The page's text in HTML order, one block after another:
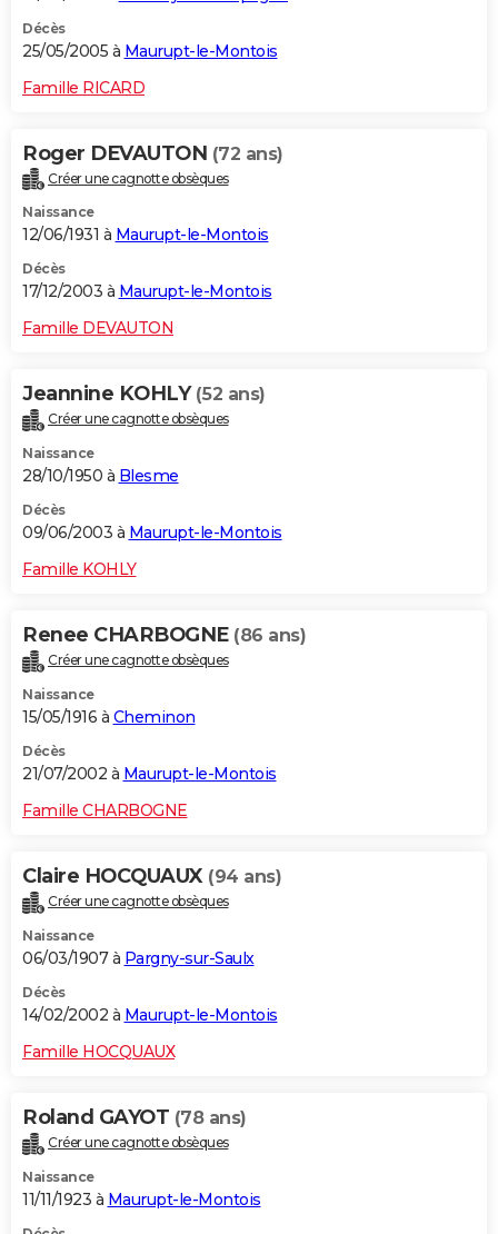
Décès
25/05/2005 à Maurupt-le-Montois
Famille RICARD
Roger DEVAUTON (72 ans)
Créer une cagnotte obsèques
Naissance
12/06/1931 à Maurupt-le-Montois
Décès
17/12/2003 à Maurupt-le-Montois
Famille DEVAUTON
Jeannine KOHLY (52 ans)
Créer une cagnotte obsèques
Naissance
28/10/1950 à Blesme
Décès
09/06/2003 à Maurupt-le-Montois
Famille KOHLY
Renee CHARBOGNE (86 ans)
Créer une cagnotte obsèques
Naissance
15/05/1916 à Cheminon
Décès
21/07/2002 à Maurupt-le-Montois
Famille CHARBOGNE
Claire HOCQUAUX (94 ans)
Créer une cagnotte obsèques
Naissance
06/03/1907 à Pargny-sur-Saulx
Décès
14/02/2002 à Maurupt-le-Montois
Famille HOCQUAUX
Roland GAYOT (78 ans)
Créer une cagnotte obsèques
Naissance
11/11/1923 à Maurupt-le-Montois